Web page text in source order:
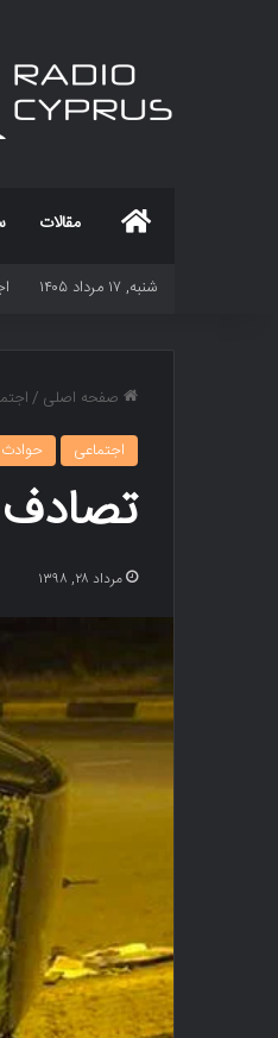
مقالات
شنبه, ۱۷ مرداد ۱۴۰۵
صفحه اصلی /
اجتماعی
حوادث
تصادف
مرداد ۲۸, ۱۳۹۸